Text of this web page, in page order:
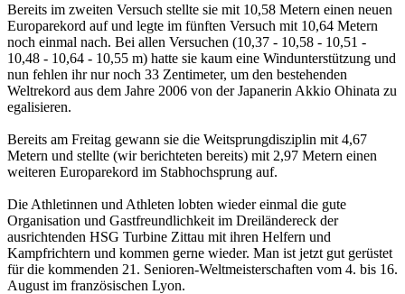
Bereits im zweiten Versuch stellte sie mit 10,58 Metern einen neuen
Europarekord auf und legte im fünften Versuch mit 10,64 Metern
noch einmal nach. Bei allen Versuchen (10,37 - 10,58 - 10,51 -
10,48 - 10,64 - 10,55 m) hatte sie kaum eine Windunterstützung und
nun fehlen ihr nur noch 33 Zentimeter, um den bestehenden
Weltrekord aus dem Jahre 2006 von der Japanerin Akkio Ohinata zu
egalisieren.
Bereits am Freitag gewann sie die Weitsprungdisziplin mit 4,67
Metern und stellte (wir berichteten bereits) mit 2,97 Metern einen
weiteren Europarekord im Stabhochsprung auf.
Die Athletinnen und Athleten lobten wieder einmal die gute
Organisation und Gastfreundlichkeit im Dreiländereck der
ausrichtenden HSG Turbine Zittau mit ihren Helfern und
Kampfrichtern und kommen gerne wieder. Man ist jetzt gut gerüstet
für die kommenden 21. Senioren-Weltmeisterschaften vom 4. bis 16.
August im französischen Lyon.